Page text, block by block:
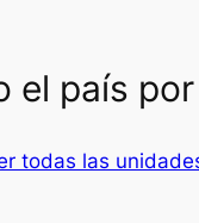
el país
todas las